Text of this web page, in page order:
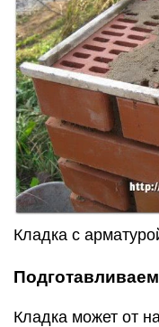
Кладка с
Кладка может от